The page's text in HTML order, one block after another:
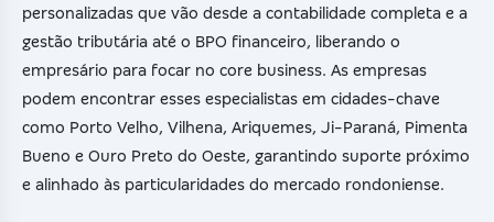
personalizadas que vão desde a contabilidade completa e a
gestão tributária até o BPO financeiro, liberando o
empresário para focar no core business. As empresas
podem encontrar esses especialistas em cidades-chave
como Porto Velho, Vilhena, Ariquemes, Ji-Paraná, Pimenta
Bueno e Ouro Preto do Oeste, garantindo suporte próximo
e alinhado às particularidades do mercado rondoniense.